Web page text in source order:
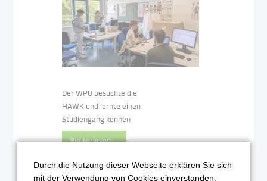
Der WPU besuchte die
HAWK und lernte einen
Studiengang kennen
Weiterlesen …
Durch die Nutzung dieser Webseite erklären Sie sich
mit der Verwendung von Cookies einverstanden.